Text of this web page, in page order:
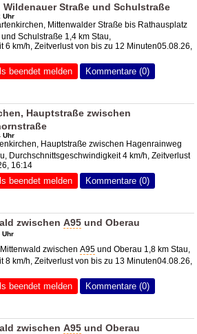
Straße und Schulstraße
Uhr
Mittenwalder Straße bis Rathausplatz
Schulstraße 1,4 km Stau,
6 km/h, Zeitverlust von bis zu 12 Minuten05.08.26,
beendet melden Kommentare (0)
Hauptstraße zwischen
Uhr
Hauptstraße zwischen Hagenrainweg
Durchschnittsgeschwindigkeit 4 km/h, Zeitverlust
16:14
beendet melden Kommentare (0)
zwischenA95 und Oberau
Uhr
zwischenA95 und Oberau 1,8 km Stau,
8 km/h, Zeitverlust von bis zu 13 Minuten04.08.26,
beendet melden Kommentare (0)
zwischenA95 und Oberau